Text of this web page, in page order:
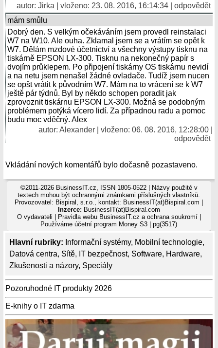
Hlavní rubriky: Informační systémy, Mobilní technologie,
Datová centra, Sítě, IT bezpečnost, Software, Hardware,
Zkušenosti a názory, Speciály
Pozoruhodné IT produkty 2026
E-knihy o IT zdarma
autor: Jirka | vloženo: 23. 08. 2016, 16:14:34 | odpovědět
mám smůlu
Dobrý den. S velkým očekáváním jsem provedl reinstalaci
W7 na W10. Ale ouha. Zklamal jsem se a vrátím se opět k
W7. Dělám mzdové účetnictví a všechny výstupy tisknu na
tiskárně EPSON LX-300. Tisknu na nekonečný papír s
dvojím průklepem. Po připojení tiskárny OS tiskárnu nevidí
a na netu jsem nenašel žádné ovladače. Tudíž jsem nucen
se opšt vrátit k původním W7. Mám na to vrácení se k W7
ještě pár týdnů. Byl by někdo schopen poradit jak
zprovoznit tiskárnu EPSON LX-300. Možná se podobným
problémem potýká vícero lidí. Za případnou radu a pomoc
budu moc vděčný. Alex
autor: Alexander | vloženo: 06. 08. 2016, 12:28:00 |
odpovědět
Vkládání nových komentářů bylo dočasně pozastaveno.
©2011-2026 BusinessIT.cz, ISSN 1805-0522 | Názvy použité v
textech mohou být ochrannými známkami příslušných vlastníků.
Provozovatel: Bispiral, s.r.o., kontakt: BusinessIT(at)Bispiral.com |
Inzerce: BusinessIT(at)Bispiral.com
O vydavateli
Pravidla webu BusinessIT.cz a ochrana soukromí|
Používámeúčetní program Money S3 | pg(3517)